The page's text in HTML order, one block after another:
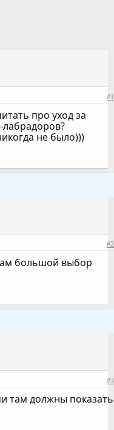
#1
про уход за
не было)))
#2
большой выбор
#3
там должны показать